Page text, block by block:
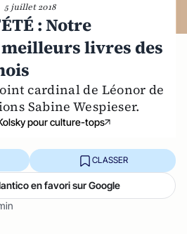
5 juillet 2018
: Notre
livres des
cardinal de Léonor de
Sabine Wespieser.
pour culture-tops
CLASSER
en favori sur Google